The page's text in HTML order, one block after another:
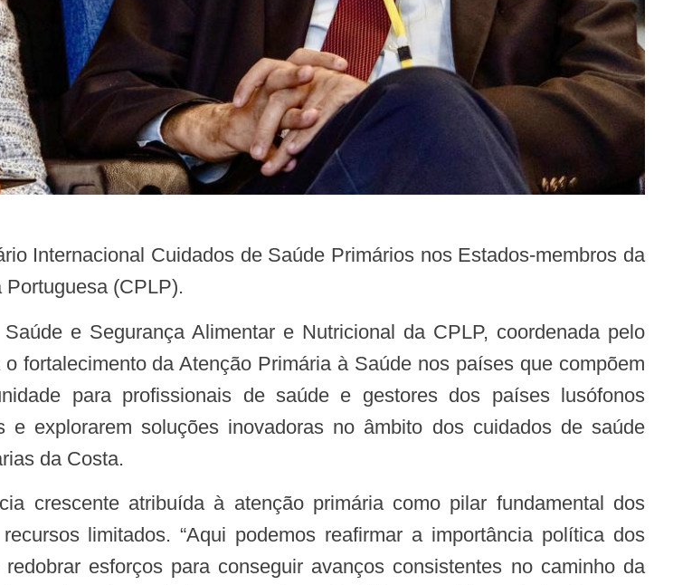
(CPLP).
fortalecimento da Atenção Primária à Saúde nos países que compõem
para profissionais de saúde e gestores dos países lusófonos
e explorarem soluções inovadoras no âmbito dos cuidados de saúde
da Costa.
limitados. “Aqui podemos reafirmar a importância política dos
esforços para conseguir avanços consistentes no caminho da